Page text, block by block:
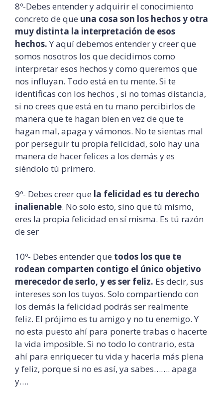
8º-Debes entender y adquirir el conocimiento
concreto de que una cosa son los hechos y otra
muy distinta la interpretación de esos
hechos. Y aquí debemos entender y creer que
somos nosotros los que decidimos como
interpretar esos hechos y como queremos que
nos influyan. Todo está en tu mente. Si te
identificas con los hechos , si no tomas distancia,
si no crees que está en tu mano percibirlos de
manera que te hagan bien en vez de que te
hagan mal, apaga y vámonos. No te sientas mal
por perseguir tu propia felicidad, solo hay una
manera de hacer felices a los demás y es
siéndolo tú primero.
9º- Debes creer que la felicidad es tu derecho
inalienable. No solo esto, sino que tú mismo,
eres la propia felicidad en sí misma. Es tú razón
de ser
10º- Debes entender que todos los que te
rodean comparten contigo el único objetivo
merecedor de serlo, y es ser feliz. Es decir, sus
intereses son los tuyos. Solo compartiendo con
los demás la felicidad podrás ser realmente
feliz. El prójimo es tu amigo y no tu enemigo. Y
no esta puesto ahí para ponerte trabas o hacerte
la vida imposible. Si no todo lo contrario, esta
ahí para enriquecer tu vida y hacerla más plena
y feliz, porque si no es así, ya sabes……. apaga
y….